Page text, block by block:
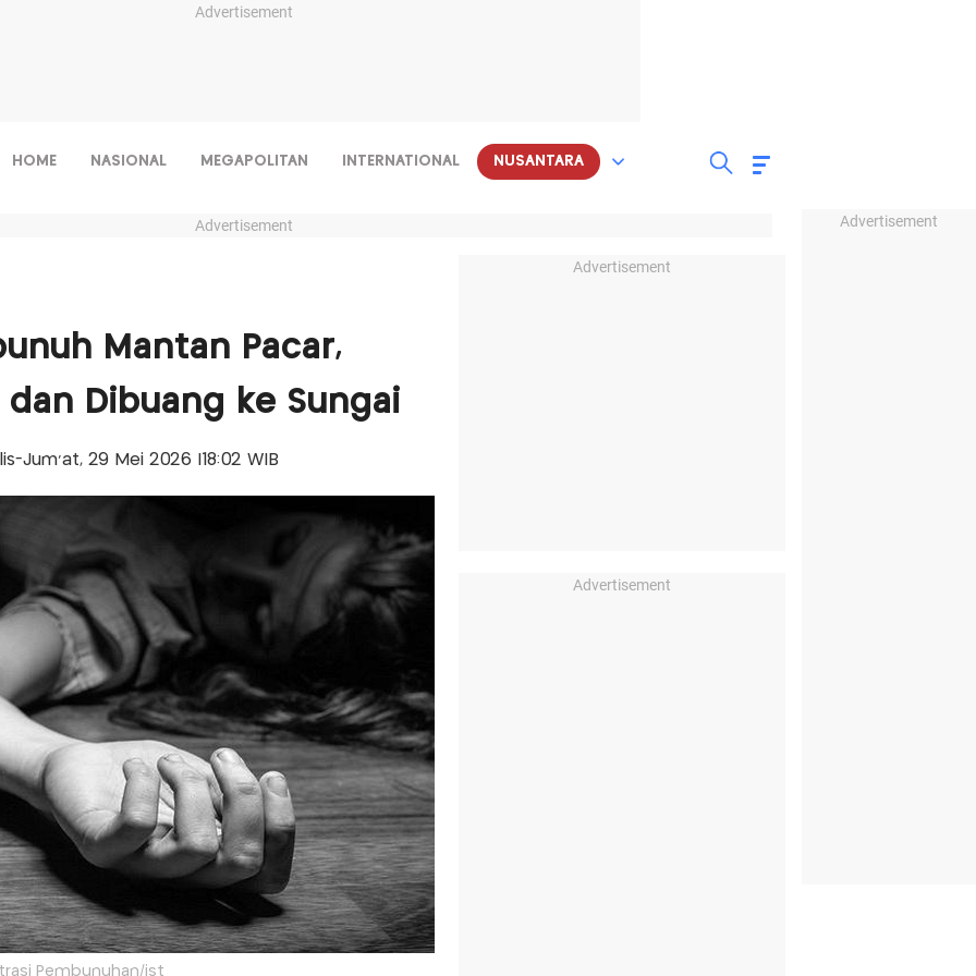
Advertisement
Advertisement
HOME NASIONAL MEGAPOLITAN INTERNATIONAL NUSANTARA
Advertisement
Mantan Pacar,
Dibuang ke Sungai
Jum'at, 29 Mei 2026 |18:02 WIB
Pembunuhan/ist
Advertisement
Advertisement